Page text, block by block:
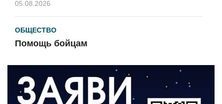
05.08.2026
ОБЩЕСТВО
Помощь бойцам
ВЛАСТЬ
«Второй старт» для ветеранов СВО